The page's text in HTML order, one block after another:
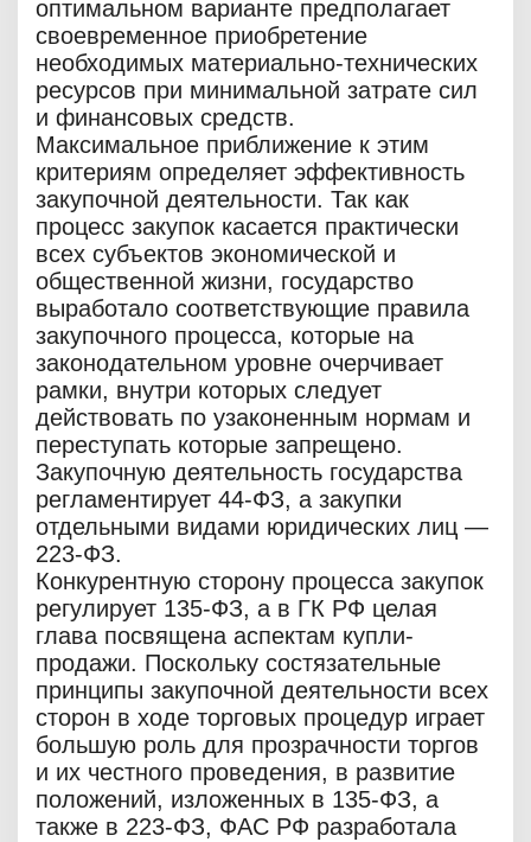
оптимальном варианте предполагает
своевременное приобретение
необходимых материально-технических
ресурсов при минимальной затрате сил
и финансовых средств.
Максимальное приближение к этим
критериям определяет эффективность
закупочной деятельности. Так как
процесс закупок касается практически
всех субъектов экономической и
общественной жизни, государство
выработало соответствующие правила
закупочного процесса, которые на
законодательном уровне очерчивает
рамки, внутри которых следует
действовать по узаконенным нормам и
переступать которые запрещено.
Закупочную деятельность государства
регламентирует 44-ФЗ, а закупки
отдельными видами юридических лиц —
223-ФЗ.
Конкурентную сторону процесса закупок
регулирует 135-ФЗ, а в ГК РФ целая
глава посвящена аспектам купли-
продажи. Поскольку состязательные
принципы закупочной деятельности всех
сторон в ходе торговых процедур играет
большую роль для прозрачности торгов
и их честного проведения, в развитие
положений, изложенных в 135-ФЗ, а
также в 223-ФЗ, ФАС РФ разработала